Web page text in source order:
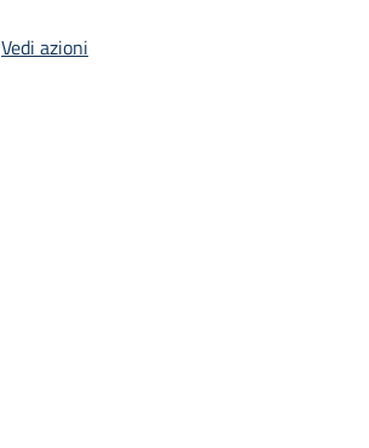
Vedi azioni